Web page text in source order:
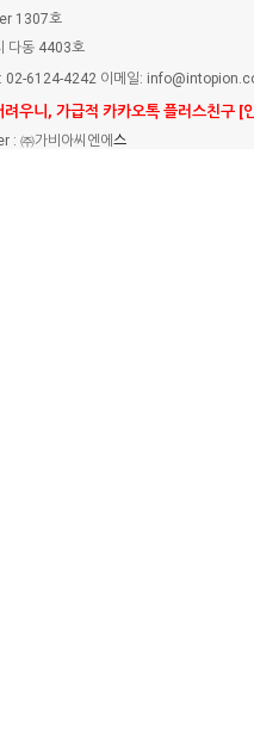
1307호
다동 4403호
02-6124-4242 이메일:
우니, 가급적 카카오톡 플러스친구 [
: ㈜가비아씨엔에 스